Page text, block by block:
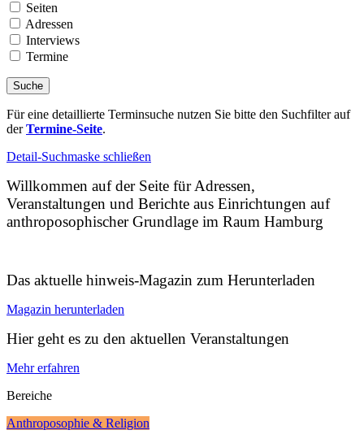
Seiten
Adressen
Interviews
Termine
Für eine detaillierte Terminsuche nutzen Sie bitte den Suchfilter auf
derTermine-Seite.
Detail-Suchmaske schließen
Willkommen auf der Seite für Adressen,
Veranstaltungen und Berichte aus Einrichtungen auf
anthroposophischer Grundlage im Raum Hamburg
Das aktuelle hinweis-Magazin zum Herunterladen
Magazin herunterladen
Hier geht es zu den aktuellen Veranstaltungen
Mehr erfahren
Bereiche
Anthroposophie & Religion